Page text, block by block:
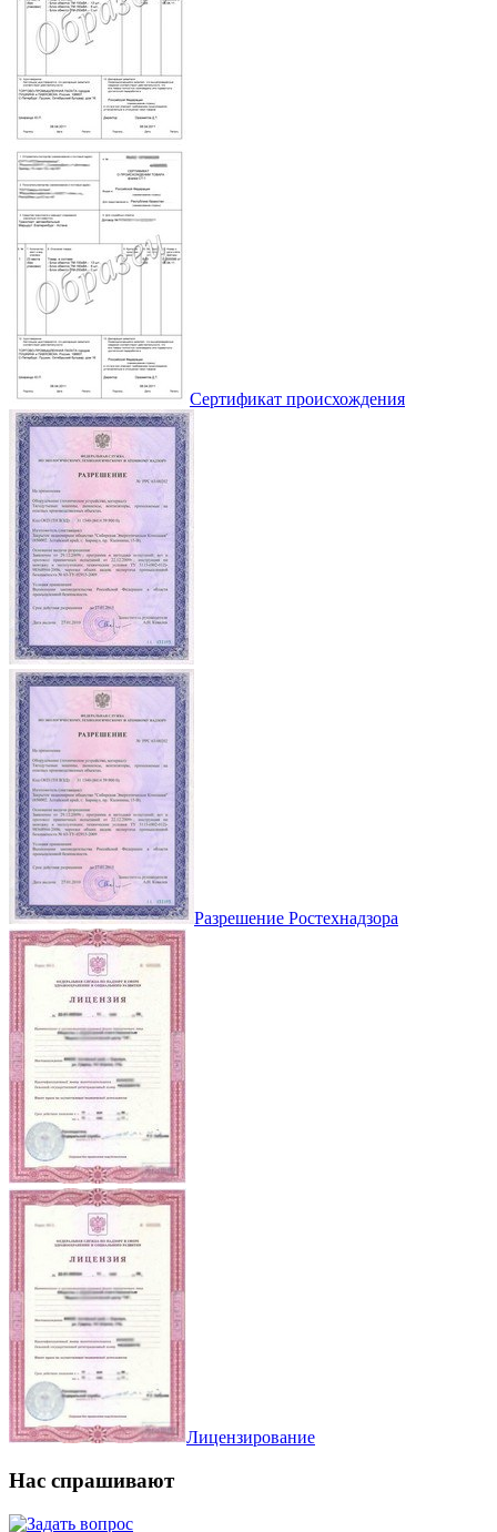
Сертификат происхождения
Разрешение Ростехнадзора
Лицензирование
Нас спрашивают